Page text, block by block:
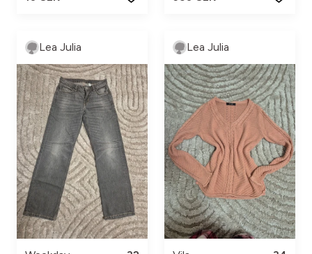
Lea Julia Lea Julia